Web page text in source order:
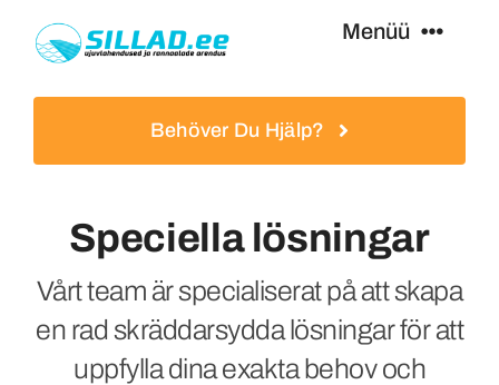
Menüü
Tjänster
Behöver Du Hjälp?
Speciella lösningar
Vårt team är specialiserat på att skapa
en rad skräddarsydda lösningar för att
uppfylla dina exakta behov och